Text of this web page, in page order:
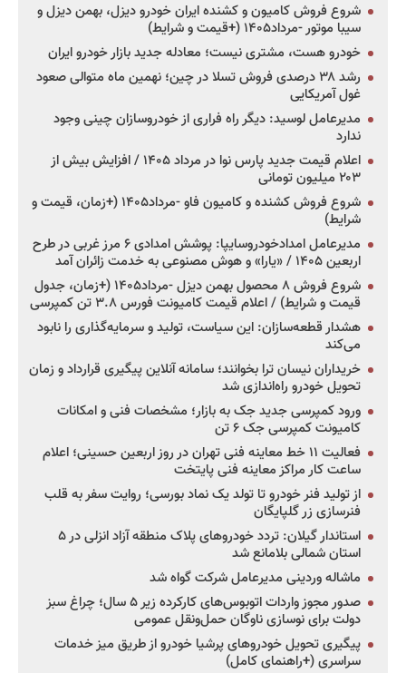
شروع فروش کامیون و کشنده ایران خودرو دیزل، بهمن دیزل و
سیبا موتور -مرداد۱۴۰۵ (+قیمت و شرایط)
خودرو هست، مشتری نیست؛ معادله جدید بازار خودرو ایران
رشد ۳۸ درصدی فروش تسلا در چین؛ نهمین ماه متوالی صعود
غول آمریکایی
مدیرعامل لوسید: دیگر راه فراری از خودروسازان چینی وجود
ندارد
اعلام قیمت جدید پارس نوا در مرداد ۱۴۰۵ / افزایش بیش از
۲۰۳ میلیون تومانی
شروع فروش کشنده و کامیون فاو -مرداد۱۴۰۵ (+زمان، قیمت و
شرایط)
مدیرعامل امدادخودروسایپا: پوشش امدادی ۶ مرز غربی در طرح
اربعین ۱۴۰۵ / «یارا» و هوش مصنوعی به خدمت زائران آمد
شروع فروش ۸ محصول بهمن دیزل -مرداد۱۴۰۵ (+زمان، جدول
قیمت و شرایط) / اعلام قیمت کامیونت فورس ۳.۸ تن کمپرسی
هشدار قطعه‌سازان: این سیاست، تولید و سرمایه‌گذاری را نابود
می‌کند
خریداران نیسان ترا بخوانند؛ سامانه آنلاین پیگیری قرارداد و زمان
تحویل خودرو راه‌اندازی شد
ورود کمپرسی جدید جک به بازار؛ مشخصات فنی و امکانات
کامیونت کمپرسی جک ۶ تن
فعالیت ۱۱ خط معاینه فنی تهران در روز اربعین حسینی؛ اعلام
ساعت کار مراکز معاینه فنی پایتخت
از تولید فنر خودرو تا تولد یک نماد بورسی؛ روایت سفر به قلب
فنرسازی زر گلپایگان
استاندار گیلان: تردد خودروهای پلاک منطقه آزاد انزلی در ۵
استان شمالی بلامانع شد
ماشاله وردینی مدیرعامل شرکت گواه شد
صدور مجوز واردات اتوبوس‌های کارکرده زیر ۵ سال؛ چراغ سبز
دولت برای نوسازی ناوگان حمل‌ونقل عمومی
پیگیری تحویل خودروهای پرشیا خودرو از طریق میز خدمات
سراسری (+راهنمای کامل)